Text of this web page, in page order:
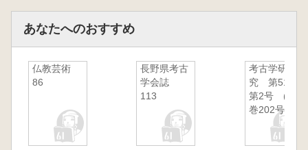
あなたへのおすすめ
仏教芸術
86
長野県考古
学会誌
113
考古学研
究 第51巻
第2号 (通
巻202号)